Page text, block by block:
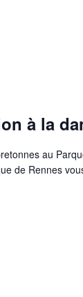
à la
au
de Rennes